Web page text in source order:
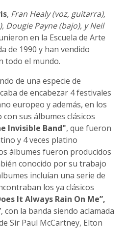
, Fran Healy (voz, guitarra),
Dougie Payne (bajo), y Neil
en la Escuela de Arte
de 1990 y han vendido
todo el mundo.
de una especie de
de encabezar 4 festivales
europeo y además, en los
sus álbumes clásicos
Invisible Band", que fueron
y 4 veces platino
álbumes fueron producidos
conocido por su trabajo
incluían una serie de
los ya clásicos
It Always Rain On Me”,
, con la banda siendo aclamada
Sir Paul McCartney, Elton